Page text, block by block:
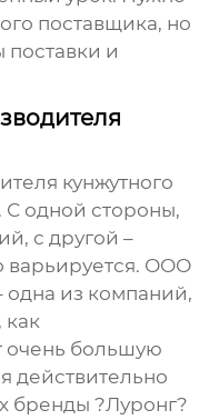
поставщика, но
поставки и
кунжутного
С одной стороны,
с другой –
варьируется. ООО
из компаний,
как
очень большую
действительно
бренды ?Луронг?